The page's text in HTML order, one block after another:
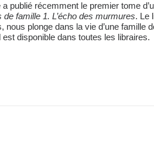
publié récemment le premier tome
de famille 1. L’écho des murmures. Le
nous plonge dans la vie d’une famille
disponible dans toutes les libraires.